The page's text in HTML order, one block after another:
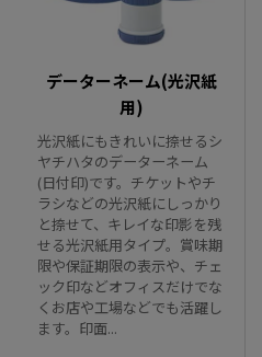
データーネーム(光沢紙
用)
光沢紙にもきれいに捺せるシ
ヤチハタのデーターネーム
(日付印)です。チケットやチ
ラシなどの光沢紙にしっかり
と捺せて、キレイな印影を残
せる光沢紙用タイプ。賞味期
限や保証期限の表示や、チェ
ック印などオフィスだけでな
くお店や工場などでも活躍し
ます。印面...